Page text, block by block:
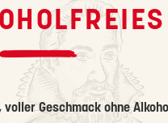
Geschmack ohne